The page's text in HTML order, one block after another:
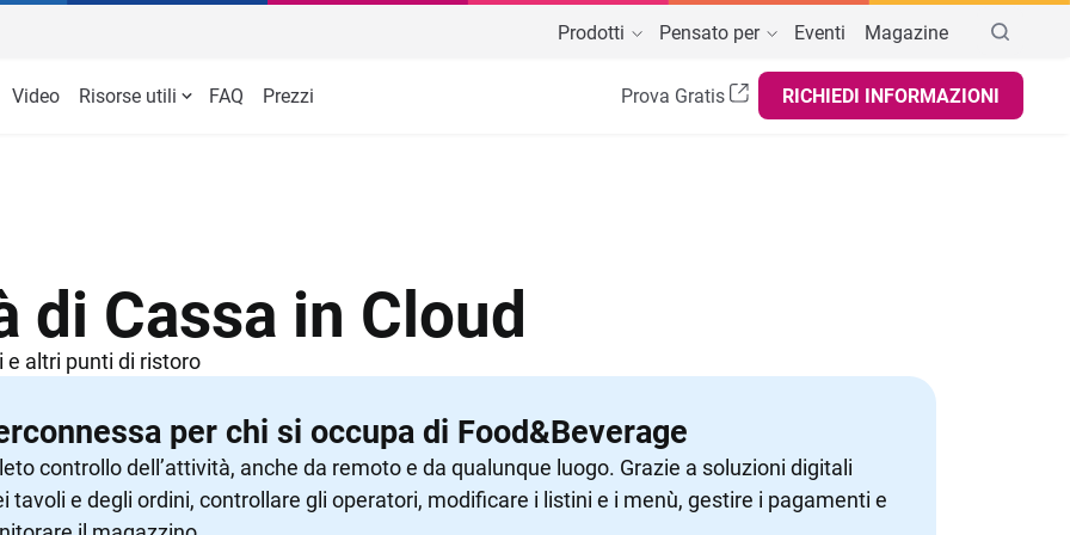
Prodotti
Software Channel Manager Hotel
Software Revenue Management Hotel
Fatturazione elettronica
Gestionale Cassa
Pensato per
Food delivery
Pizzerie
BAR, ASPORTO, ATTIVITÀ AMBULANTI
Eventi Magazine
per la cucina
tavoli
domicilio
Automazione corrispettivi per dark
Food Cost
Video Risorse utili FAQ Prezzi Prova Gratis RICHIEDI INFORMAZIONI
di Cassa in Cloud
e altri punti di ristoro
per chi si occupa di Food&Beverage
controllo dell’attività, anche da remoto e da qualunque luogo. Grazie a soluzioni digitali
tavoli e degli ordini, controllare gli operatori, modificare i listini e i menù, gestire i pagamenti e